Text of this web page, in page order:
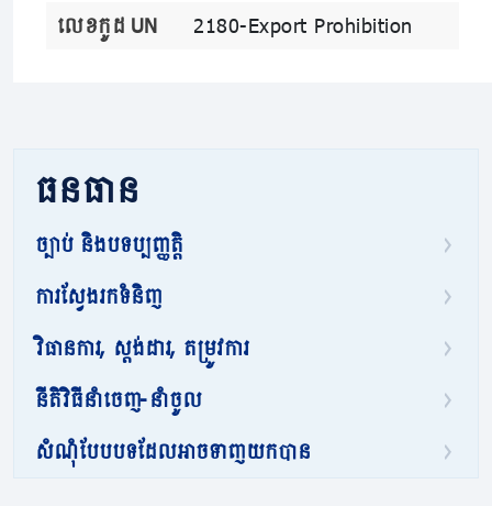
លេខកូដ UN
2180-Export Prohibition
ធនធាន
ច្បាប់ និងបទប្បញ្ញត្តិ
ការស្វែងរកទំនិញ
វិធានការ, ស្តង់ដារ, តម្រូវការ
នីតិវិធីនាំចេញ-នាំចូល
សំណុំបែបបទដែលអាចទាញយកបាន